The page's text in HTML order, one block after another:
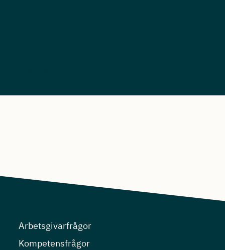
Arbetsgivarfrågor
Kompetensfrågor